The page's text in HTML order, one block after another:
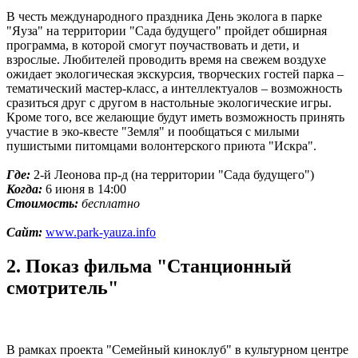
В честь международного праздника День эколога в парке
"Яуза" на территории "Сада будущего" пройдет обширная
программа, в которой смогут поучаствовать и дети, и
взрослые. Любителей проводить время на свежем воздухе
ожидает экологическая экскурсия, творческих гостей парка –
тематический мастер-класс, а интеллектуалов – возможность
сразиться друг с другом в настольные экологические игры.
Кроме того, все желающие будут иметь возможность принять
участие в эко-квесте "Земля" и пообщаться с милыми
пушистыми питомцами волонтерского приюта "Искра".
Где: 2-й Леонова пр-д (на территории "Сада будущего")
Когда: 6 июня в 14:00
Стоимость: бесплатно
Сайт: www.park-yauza.info
2. Показ фильма "Станционный
смотритель"
В рамках проекта "Семейный киноклуб" в культурном центре